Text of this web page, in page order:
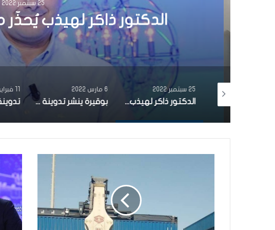
25 سبتمبر 2022
الدكتور ذاكر لهيذب
25 سبتمبر 2022
الدكتور ذاكر لهيذب يُحذّر من كارثة في تونس
6 مارس 2022
بوقيرة ينشر تدوينة مفزعة ويطالب بفرض الحجر الصحي الشامل قبل فوات الأوان